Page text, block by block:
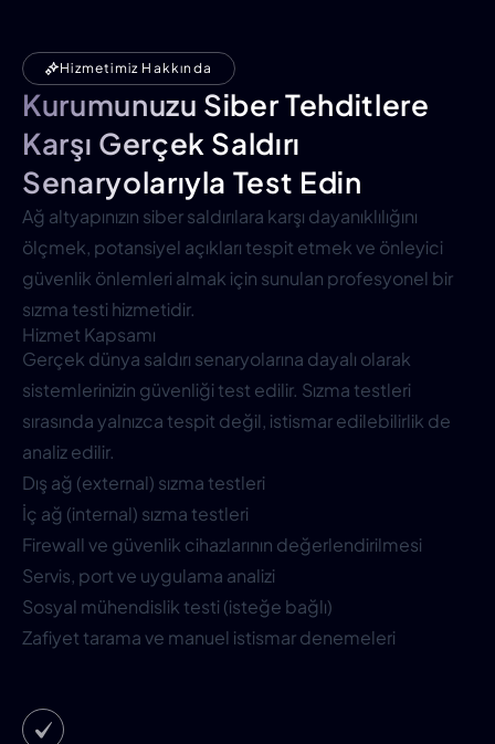
Hizmetimiz Hakkında
Kurumunuzu Siber Tehditlere
Karşı Gerçek Saldırı
Senaryolarıyla Test Edin
Ağ altyapınızın siber saldırılara karşı dayanıklılığını
ölçmek, potansiyel açıkları tespit etmek ve önleyici
güvenlik önlemleri almak için sunulan profesyonel bir
sızma testi hizmetidir.
Hizmet Kapsamı
Gerçek dünya saldırı senaryolarına dayalı olarak
sistemlerinizin güvenliği test edilir. Sızma testleri
sırasında yalnızca tespit değil, istismar edilebilirlik de
analiz edilir.
Dış ağ (external) sızma testleri
İç ağ (internal) sızma testleri
Firewall ve güvenlik cihazlarının değerlendirilmesi
Servis, port ve uygulama analizi
Sosyal mühendislik testi (isteğe bağlı)
Zafiyet tarama ve manuel istismar denemeleri